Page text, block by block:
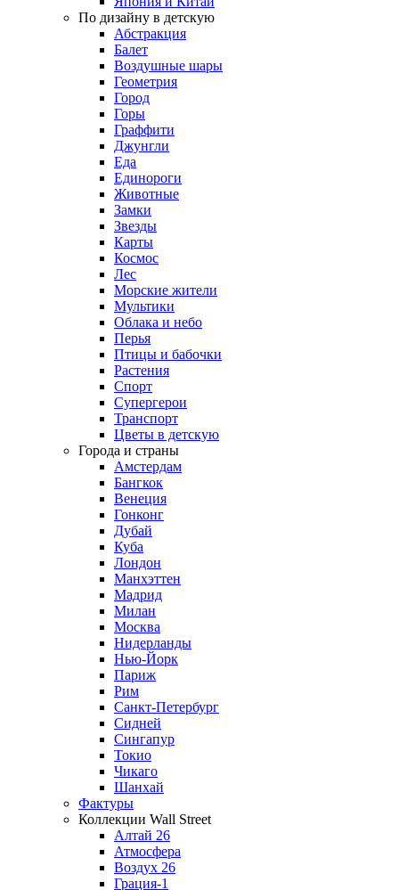
По дизайну в детскую
Абстракция
Балет
Воздушные шары
Геометрия
Город
Горы
Граффити
Джунгли
Еда
Единороги
Животные
Замки
Звезды
Карты
Космос
Лес
Морские жители
Мультики
Облака и небо
Перья
Птицы и бабочки
Растения
Спорт
Супергерои
Транспорт
Цветы в детскую
Города и страны
Амстердам
Бангкок
Венеция
Гонконг
Дубай
Куба
Лондон
Манхэттен
Мадрид
Милан
Москва
Нидерланды
Нью-Йорк
Париж
Рим
Санкт-Петербург
Сидней
Сингапур
Токио
Чикаго
Шанхай
Фактуры
Коллекции Wall Street
Алтай 26
Атмосфера
Воздух 26
Грация-1